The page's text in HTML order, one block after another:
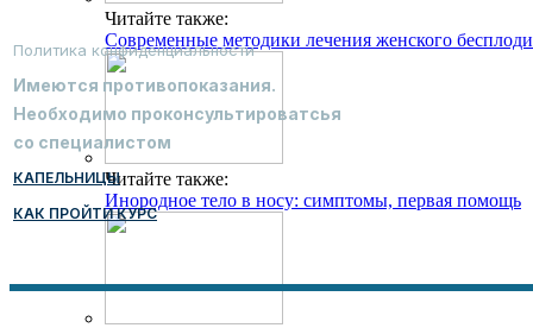
Читайте также:
Современные методики лечения женского
Читайте также:
Инородное тело в носу: симптомы, первая помощь
Политика конфиденциальности
Имеются противопоказания.
Необходимо проконсультироватсья
со специалистом
КАПЕЛЬНИЦЫ
КАК ПРОЙТИ КУРС